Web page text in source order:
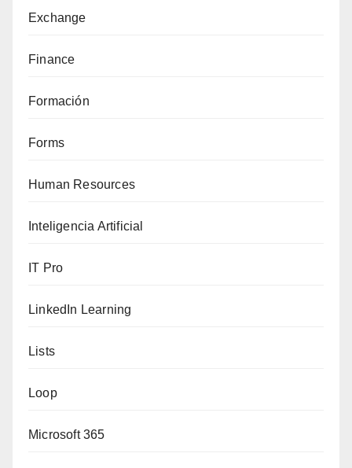
Exchange
Finance
Formación
Forms
Human Resources
Inteligencia Artificial
IT Pro
LinkedIn Learning
Lists
Loop
Microsoft 365